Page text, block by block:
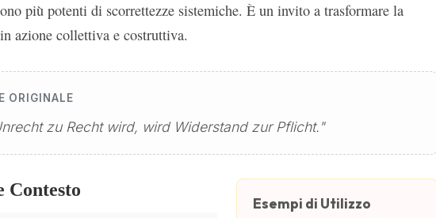
più potenti di scorrettezze sistemiche. È un invito a trasformare la
azione collettiva e costruttiva.
ORIGINALE
zu Recht wird, wird Widerstand zur Pflicht."
Contesto
Esempi di Utilizzo